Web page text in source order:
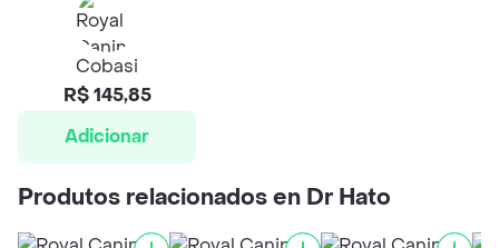
Cobasi
R$ 145,85
Adicionar
Produtos relacionados en Dr Hato